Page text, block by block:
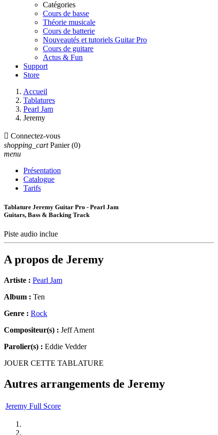
Catégories
Cours de basse
Théorie musicale
Cours de batterie
Nouveautés et tutoriels Guitar Pro
Cours de guitare
Actus & Fun
Support
Store
Accueil
Tablatures
Pearl Jam
Jeremy
 Connectez-vous
shopping_cart Panier (0)
menu
Présentation
Catalogue
Tarifs
Tablature Jeremy Guitar Pro - Pearl Jam
Guitars, Bass & Backing Track
Piste audio inclue
A propos de Jeremy
Artiste : Pearl Jam
Album : Ten
Genre : Rock
Compositeur(s) : Jeff Ament
Parolier(s) : Eddie Vedder
JOUER CETTE TABLATURE
Autres arrangements de Jeremy
Jeremy Full Score